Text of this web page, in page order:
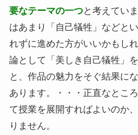
要なテーマの一つと考えてい
はあまり「自己犠牲」などと
れずに進めた方がいいかもし
論として「美しき自己犠牲」
と、作品の魅力をそぐ結果に
あります。・・・正直なとこ
て授業を展開すればよいのか
りません。